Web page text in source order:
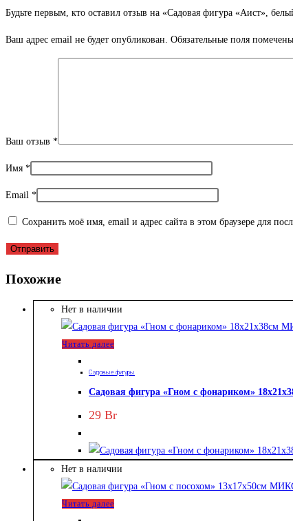
Будьте первым, кто оставил отзыв на «Садовая фигура «Аист»,
Ваш адрес email не будет опубликован. Обязательные поля помечены
Ваш отзыв *
Имя *
Email *
Сохранить моё имя, email и адрес сайта в этом браузере для
Похожие
Нет в наличии
Читать далее
Садовые фигуры
Садовая фигура «Гном с фонариком»
29 Br
Нет в наличии
Читать далее